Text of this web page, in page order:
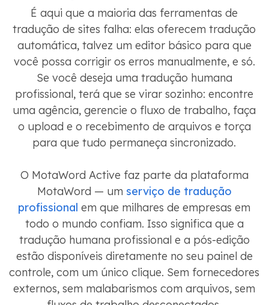
É aqui que a maioria das ferramentas de
tradução de sites falha: elas oferecem tradução
automática, talvez um editor básico para que
você possa corrigir os erros manualmente, e só.
Se você deseja uma tradução humana
profissional, terá que se virar sozinho: encontre
uma agência, gerencie o fluxo de trabalho, faça
o upload e o recebimento de arquivos e torça
para que tudo permaneça sincronizado.
O MotaWord Active faz parte da plataforma
MotaWord — um serviço de tradução
profissional em que milhares de empresas em
todo o mundo confiam. Isso significa que a
tradução humana profissional e a pós-edição
estão disponíveis diretamente no seu painel de
controle, com um único clique. Sem fornecedores
externos, sem malabarismos com arquivos, sem